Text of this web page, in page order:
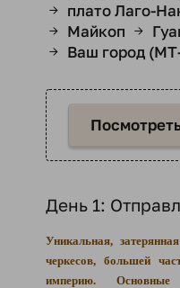
→ плато Лаго-
→ Майкоп →
→ Ваш город
День 1:
Уникальная,
черкесов, большей
империю.